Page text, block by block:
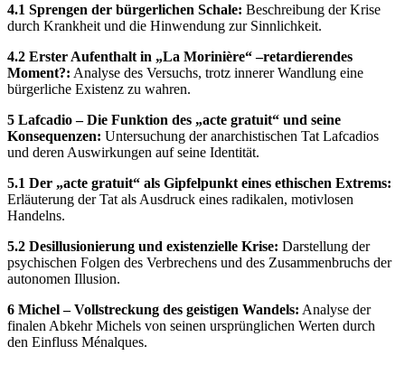
4.1 Sprengen der bürgerlichen Schale: Beschreibung der Krise
durch Krankheit und die Hinwendung zur Sinnlichkeit.
4.2 Erster Aufenthalt in „La Morinière“ –retardierendes
Moment?: Analyse des Versuchs, trotz innerer Wandlung eine
bürgerliche Existenz zu wahren.
5 Lafcadio – Die Funktion des „acte gratuit“ und seine
Konsequenzen: Untersuchung der anarchistischen Tat Lafcadios
und deren Auswirkungen auf seine Identität.
5.1 Der „acte gratuit“ als Gipfelpunkt eines ethischen Extrems:
Erläuterung der Tat als Ausdruck eines radikalen, motivlosen
Handelns.
5.2 Desillusionierung und existenzielle Krise: Darstellung der
psychischen Folgen des Verbrechens und des Zusammenbruchs der
autonomen Illusion.
6 Michel – Vollstreckung des geistigen Wandels: Analyse der
finalen Abkehr Michels von seinen ursprünglichen Werten durch
den Einfluss Ménalques.